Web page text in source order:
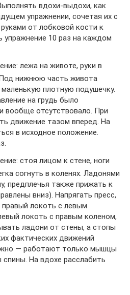
вдохи-выдохи, как
упражнении, сочетая их с
от лобковой кости к
упражнение 10 раз на каждом
лежа на животе, руки в
нижнюю часть живота
плотную подушечку.
на грудь было
вообще отсутствовало. При
движение тазом вперед. На
в исходное положение.
стоя лицом к стене, ноги
согнуть в коленях. Ладонями
предплечья также прижать к
вниз). Напрягать пресс,
локоть с левым
локоть с правым коленом,
ладони от стены, а стопы
фактических движений
— работают только мышцы
На вдохе расслабить